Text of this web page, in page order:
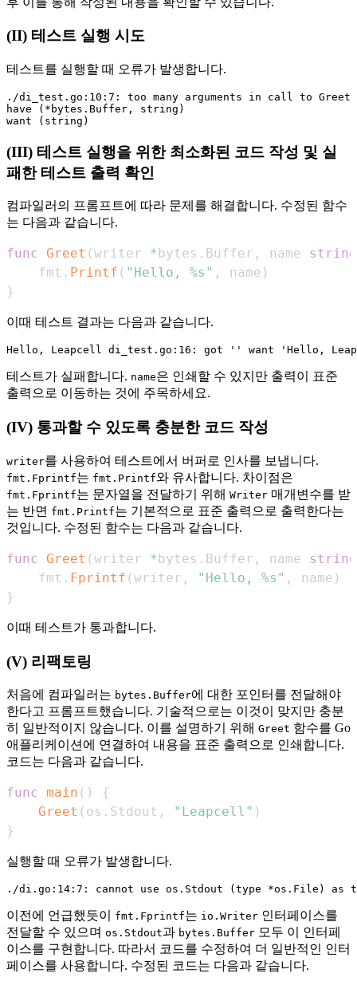
(II) 테스트 실행 시도
테스트를 실행할 때 오류가 발생합니다.
./di_test.go:10:7: too many arguments in call to Greet
have (*bytes.Buffer, string)
(III) 테스트 실행을 위한 최소화된 코드 작성 및 실
패한 테스트 출력 확인
컴파일러의 프롬프트에 따라 문제를 해결합니다. 수정된 함수
는 다음과 같습니다.
func Greet (writer * bytes . Buffer , name string
    fmt
. Printf ( "Hello, %s" , name )
}
이때 테스트 결과는 다음과 같습니다.
테스트가 실패합니다. name은 인쇄할 수 있지만 출력이 표준
출력으로 이동하는 것에 주목하세요.
(IV) 통과할 수 있도록 충분한 코드 작성
writer를 사용하여 테스트에서 버퍼로 인사를 보냅니다.
fmt.Fprintf는 fmt.Printf와 유사합니다. 차이점은
fmt.Fprintf는 문자열을 전달하기 위해 Writer 매개변수를 받
는 반면 fmt.Printf는 기본적으로 표준 출력으로 출력한다는
것입니다. 수정된 함수는 다음과 같습니다.
func Greet (writer *bytes . Buffer , name string
    fmt
. Fprintf (writer , "Hello, %s" , name )
}
이때 테스트가 통과합니다.
(V) 리팩토링
처음에 컴파일러는 bytes.Buffer에 대한 포인터를 전달해야
한다고 프롬프트했습니다. 기술적으로는 이것이 맞지만 충분
히 일반적이지 않습니다. 이를 설명하기 위해 Greet 함수를 Go
애플리케이션에 연결하여 내용을 표준 출력으로 인쇄합니다.
코드는 다음과 같습니다.
func main ( )
{
Greet ( os . Stdout , "Leapcell" )
}
실행할 때 오류가 발생합니다.
이전에 언급했듯이 fmt.Fprintf는 io.Writer 인터페이스를
전달할 수 있으며 os.Stdout과 bytes.Buffer 모두 이 인터페
이스를 구현합니다. 따라서 코드를 수정하여 더 일반적인 인터
페이스를 사용합니다. 수정된 코드는 다음과 같습니다.